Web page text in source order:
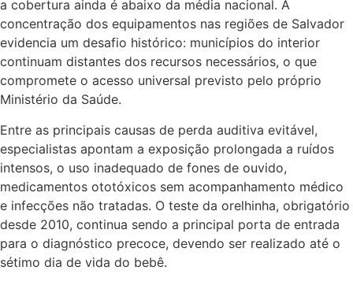
a cobertura ainda é abaixo da média nacional. A
concentração dos equipamentos nas regiões de Salvador
evidencia um desafio histórico: municípios do interior
continuam distantes dos recursos necessários, o que
compromete o acesso universal previsto pelo próprio
Ministério da Saúde.
Entre as principais causas de perda auditiva evitável,
especialistas apontam a exposição prolongada a ruídos
intensos, o uso inadequado de fones de ouvido,
medicamentos ototóxicos sem acompanhamento médico
e infecções não tratadas. O teste da orelhinha, obrigatório
desde 2010, continua sendo a principal porta de entrada
para o diagnóstico precoce, devendo ser realizado até o
sétimo dia de vida do bebê.